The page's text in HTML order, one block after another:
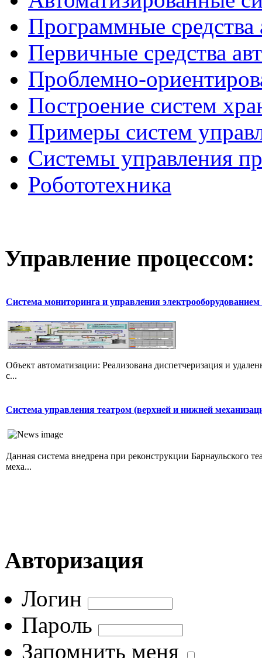
Программные средства
Первичные средства
Проблемно-
Построение систем
Примеры систем
Системы управления
Робототехника
Управление процессом:
Система мониторинга и управления электрооборудованием
Объект автоматизации: Реализована диспетчеризация и
с...
Система управления театром (верхней и нижней
Данная система внедрена при реконструкции Барнаульского
меха...
Авторизация
Логин
Пароль
Запомнить меня